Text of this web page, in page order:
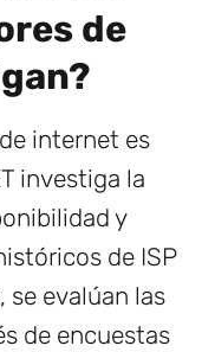
de
internet es
investiga la
y
de ISP
se evalúan las
de encuestas